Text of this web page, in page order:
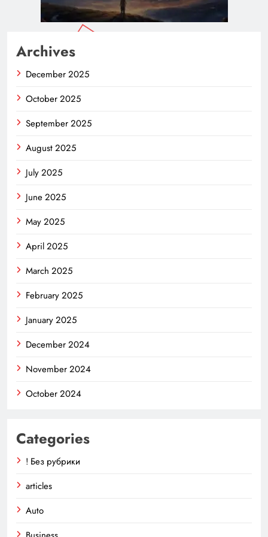
Archives
December 2025
October 2025
September 2025
August 2025
July 2025
June 2025
May 2025
April 2025
March 2025
February 2025
January 2025
December 2024
November 2024
October 2024
Categories
! Без рубрики
articles
Auto